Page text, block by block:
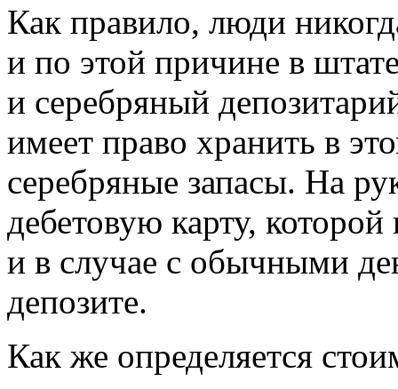
Как правило, люди
и по этой причине в
и серебряный
имеет право хранить в
серебряные запасы. На
дебетовую карту, которой
и в случае с обычными
депозите.
Как же определяется